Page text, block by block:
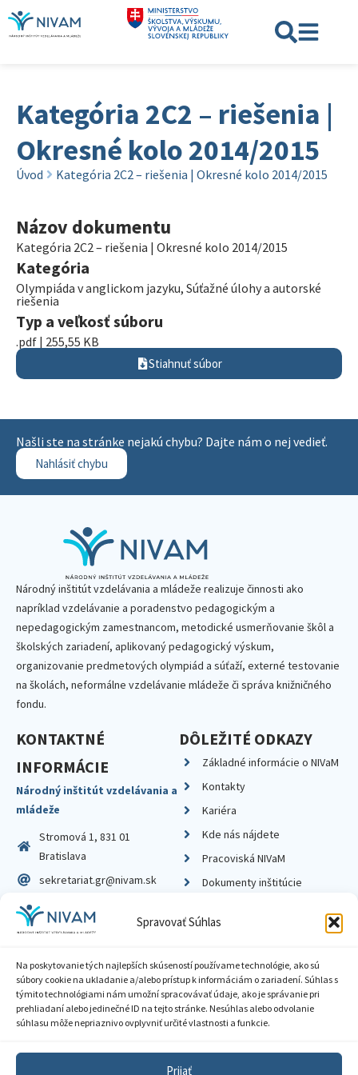
Spravovať Súhlas
Na poskytovanie tých najlepších skúseností používame technológie, ako sú
súbory cookie na ukladanie a/alebo prístup k informáciám o zariadení. Súhlas s
týmito technológiami nám umožní spracovávať údaje, ako je správanie pri
prehliadaní alebo jedinečné ID na tejto stránke. Nesúhlas alebo odvolanie
súhlasu môže nepriaznivo ovplyvniť určité vlastnosti a funkcie.
Prijať
Kategória 2C2 – riešenia |
Okresné kolo 2014/2015
Úvod Kategória 2C2 – riešenia | Okresné kolo 2014/2015
Názov dokumentu
Kategória 2C2 – riešenia | Okresné kolo 2014/2015
Kategória
Olympiáda v anglickom jazyku, Súťažné úlohy a autorské
riešenia
Typ a veľkosť súboru
.pdf | 255,55 KB
Stiahnuť súbor
Našli ste na stránke nejakú chybu? Dajte nám o nej vedieť.
Nahlásiť chybu
Národný inštitút vzdelávania a mládeže realizuje činnosti ako
napríklad vzdelávanie a poradenstvo pedagogickým a
nepedagogickým zamestnancom, metodické usmerňovanie škôl a
školských zariadení, aplikovaný pedagogický výskum,
organizovanie predmetových olympiád a súťaží, externé testovanie
na školách, neformálne vzdelávanie mládeže či správa knižničného
fondu.
KONTAKTNÉ
INFORMÁCIE
Národný inštitút vzdelávania a
mládeže
Stromová 1, 831 01
Bratislava
sekretariat.gr@nivam.sk
IČO: 00164348
DIČ: 2020798714
DÔLEŽITÉ ODKAZY
Základné informácie o NIVaM
Kontakty
Kariéra
Kde nás nájdete
Pracoviská NIVaM
Dokumenty inštitúcie
Zásady ochrany súkromia